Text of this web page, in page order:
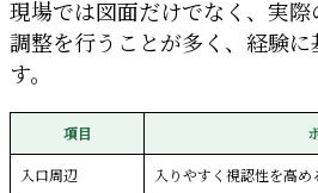
現場では図面だけでなく、実
調整を行うことが多く、経験
す。
項目
入口周辺 入りやすく視認性を高め